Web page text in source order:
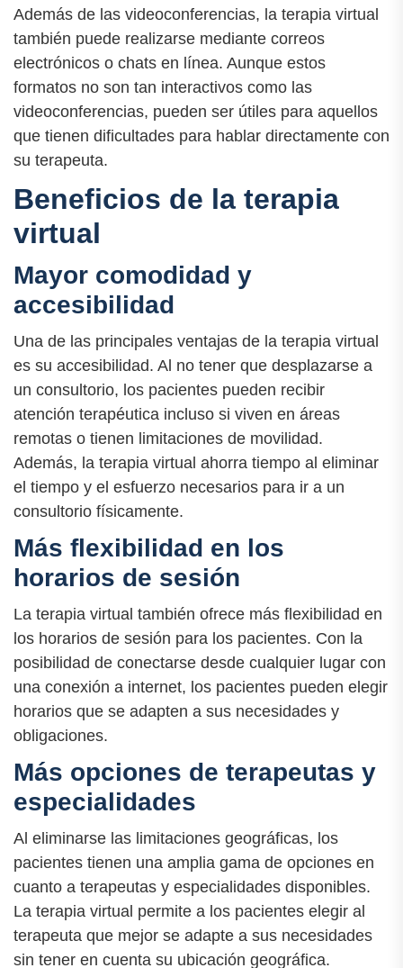
Además de las videoconferencias, la terapia virtual
también puede realizarse mediante correos
electrónicos o chats en línea. Aunque estos
formatos no son tan interactivos como las
videoconferencias, pueden ser útiles para aquellos
que tienen dificultades para hablar directamente con
su terapeuta.
Beneficios de la terapia
virtual
Mayor comodidad y
accesibilidad
Una de las principales ventajas de la terapia virtual
es su accesibilidad. Al no tener que desplazarse a
un consultorio, los pacientes pueden recibir
atención terapéutica incluso si viven en áreas
remotas o tienen limitaciones de movilidad.
Además, la terapia virtual ahorra tiempo al eliminar
el tiempo y el esfuerzo necesarios para ir a un
consultorio físicamente.
Más flexibilidad en los
horarios de sesión
La terapia virtual también ofrece más flexibilidad en
los horarios de sesión para los pacientes. Con la
posibilidad de conectarse desde cualquier lugar con
una conexión a internet, los pacientes pueden elegir
horarios que se adapten a sus necesidades y
obligaciones.
Más opciones de terapeutas y
especialidades
Al eliminarse las limitaciones geográficas, los
pacientes tienen una amplia gama de opciones en
cuanto a terapeutas y especialidades disponibles.
La terapia virtual permite a los pacientes elegir al
terapeuta que mejor se adapte a sus necesidades
sin tener en cuenta su ubicación geográfica.